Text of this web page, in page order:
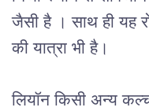
जैसी है । साथ ही यह
की यात्रा भी है।
लियॉन किसी अन्य